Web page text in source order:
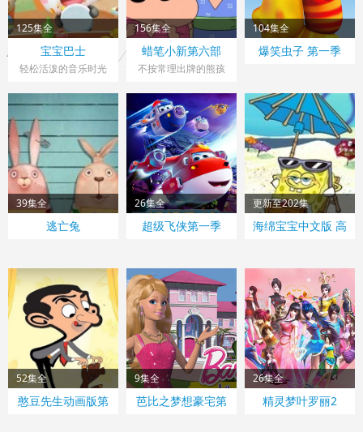
125集全
宝宝巴士
轻松活泼的音乐时光
156集全
蜡笔小新第六部
不按常理出牌的熊孩
104集全
爆笑虫子 第一季
39集全
逃亡兔
26集全
超级飞侠第一季
更新至202集
海绵宝宝中文版 高
52集全
憨豆先生动画版第
9集全
芭比之梦想豪宅第
26集全
精灵梦叶罗丽2